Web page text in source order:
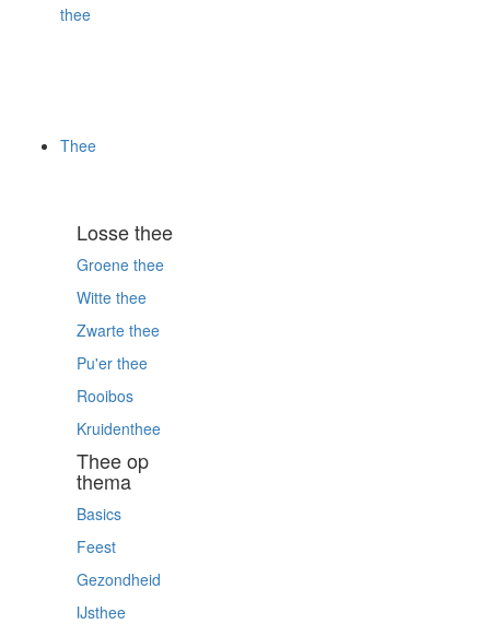
thee
Thee
Losse thee
Groene thee
Witte thee
Zwarte thee
Pu'er thee
Rooibos
Kruidenthee
Thee op
thema
Basics
Feest
Gezondheid
IJsthee